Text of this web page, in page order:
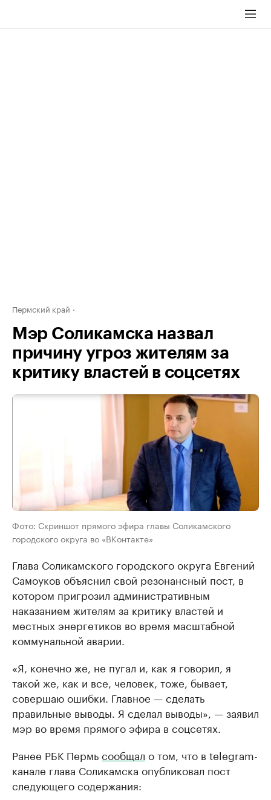
Пермский край
Мэр Соликамска назвал
причину угроз жителям за
критику властей в соцсетях
Фото: Скриншот прямого эфира главы Соликамского
городского округа во «ВКонтакте»
Глава Соликамского городского округа Евгений
Самоуков объяснил свой резонансный пост, в
котором пригрозил административным
наказанием жителям за критику властей и
местных энергетиков во время масштабной
коммунальной аварии.
«Я, конечно же, не пугал и, как я говорил, я
такой же, как и все, человек, тоже, бывает,
совершаю ошибки. Главное — сделать
правильные выводы. Я сделал выводы», — заявил
мэр во время прямого эфира в соцсетях.
Ранее РБК Пермьсообщал о том, что в telegram-
канале глава Соликамска опубликовал пост
следующего содержания: